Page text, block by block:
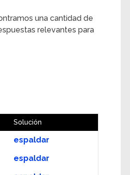
una cantidad de
relevantes para
Solución
espaldar
espaldar